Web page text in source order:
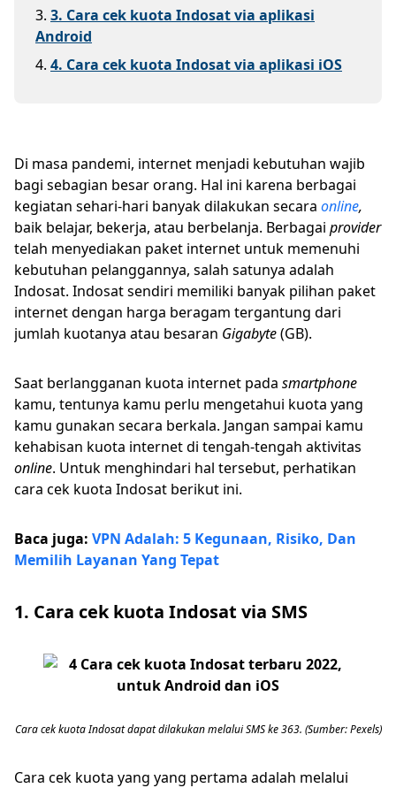
3. 3. Cara cek kuota Indosat via aplikasi
Android
4. 4. Cara cek kuota Indosat via aplikasi iOS
Di masa pandemi, internet menjadi kebutuhan wajib
bagi sebagian besar orang. Hal ini karena berbagai
kegiatan sehari-hari banyak dilakukan secara online,
baik belajar, bekerja, atau berbelanja. Berbagai provider
telah menyediakan paket internet untuk memenuhi
kebutuhan pelanggannya, salah satunya adalah
Indosat. Indosat sendiri memiliki banyak pilihan paket
internet dengan harga beragam tergantung dari
jumlah kuotanya atau besaran Gigabyte(GB).
Saat berlangganan kuota internet pada smartphone
kamu, tentunya kamu perlu mengetahui kuota yang
kamu gunakan secara berkala. Jangan sampai kamu
kehabisan kuota internet di tengah-tengah aktivitas
online. Untuk menghindari hal tersebut, perhatikan
cara cek kuota Indosat berikut ini.
Baca juga: VPN Adalah: 5 Kegunaan, Risiko, Dan
Memilih Layanan Yang Tepat
1. Cara cek kuota Indosat via SMS
Cara cek kuota Indosat dapat dilakukan melalui SMS ke 363. (Sumber: Pexels)
Cara cek kuota yang yang pertama adalah melalui